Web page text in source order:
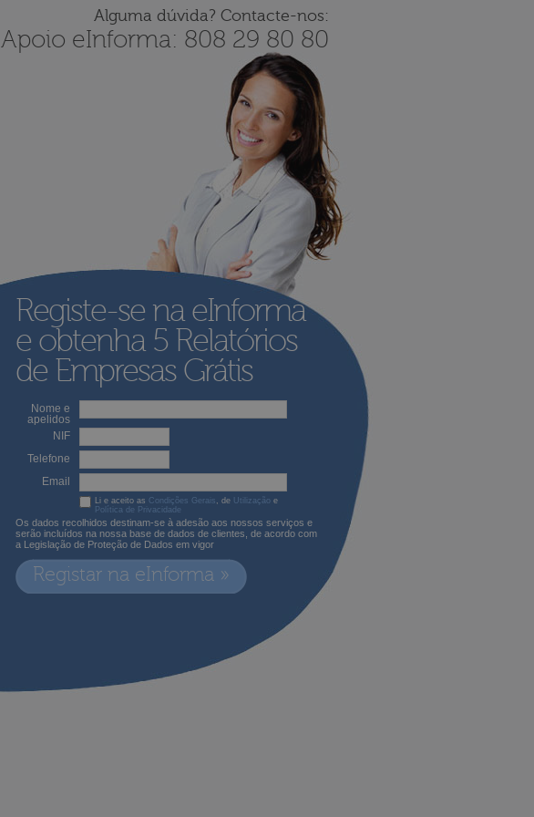
Alguma dúvida? Contacte-nos:
Apoio eInforma: 808 29 80 80
Registe-se na eInforma
e obtenha5 Relatórios
de Empresas Grátis
Nome e
apelidos
NIF
Telefone
Email
Li e aceito as Condições Gerais , de Utilização e
Política de Privacidade
Os dados recolhidos destinam-se à adesão aos nossos serviços e
serão incluídos na nossa base de dados de clientes, de acordo com
a Legislação de Proteção de Dados em vigor
Registar na eInforma »